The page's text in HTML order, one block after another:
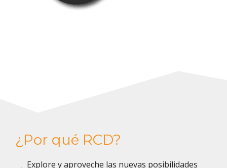
¿Por qué RCD?
Explore y aproveche las nuevas posibilidades